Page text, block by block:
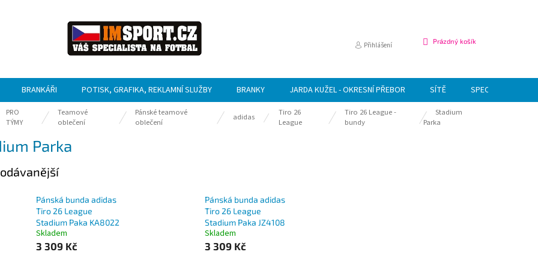
Přihlášení
NÁKUPNÍ
Prázdný košík
BRANKÁŘI POTISK, GRAFIKA, REKLAMNÍ SLUŽBY BRANKY JARDA KUŽEL - OKRESNÍ PŘEBOR SÍTĚ SPECIÁLNÍ NABÍDKA
PRO
TÝMY
Teamové
oblečení
Pánské teamové
oblečení
adidas
Tiro 26
League
Tiro 26 League -
bundy
Stadium
Parka
Parka
Pánská bunda adidas
Tiro 26 League
Stadium Paka KA8022
Skladem
3 309 Kč
Pánská bunda adidas
Tiro 26 League
Stadium Paka JZ4108
Skladem
3 309 Kč